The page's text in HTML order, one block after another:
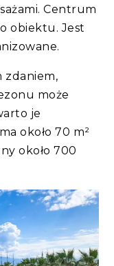
Centrum
obiektu. Jest
zdaniem,
może
je
około 70 m²
około 700